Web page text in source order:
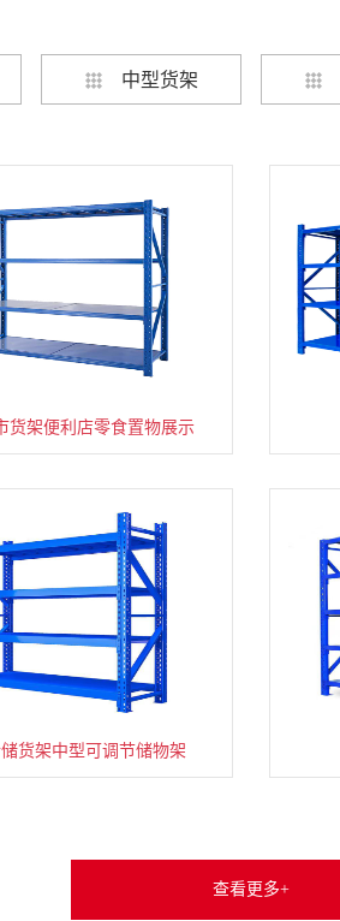
中型货架
货架便利店零食置物展示
货架中型可调节储物架
装货架多层置物架
查看更多+